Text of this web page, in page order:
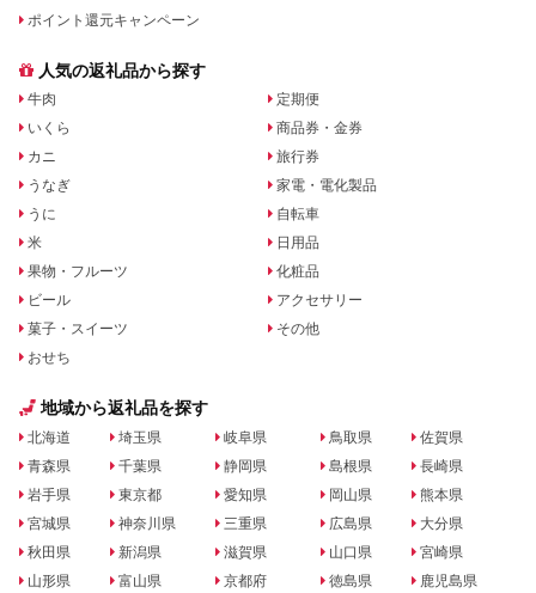
ポイント還元キャンペーン
人気の返礼品から探す
牛肉
いくら
カニ
うなぎ
うに
米
果物・フルーツ
ビール
菓子・スイーツ
おせち
定期便
商品券・金券
旅行券
家電・電化製品
自転車
日用品
化粧品
アクセサリー
その他
地域から返礼品を探す
北海道
青森県
岩手県
宮城県
秋田県
山形県
埼玉県
千葉県
東京都
神奈川県
新潟県
富山県
岐阜県
静岡県
愛知県
三重県
滋賀県
京都府
鳥取県
島根県
岡山県
広島県
山口県
徳島県
佐賀県
長崎県
熊本県
大分県
宮崎県
鹿児島県